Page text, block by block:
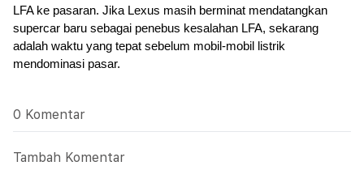
LFA ke pasaran. Jika Lexus masih berminat mendatangkan
supercar baru sebagai penebus kesalahan LFA, sekarang
adalah waktu yang tepat sebelum mobil-mobil listrik
mendominasi pasar.
0 Komentar
Tambah Komentar